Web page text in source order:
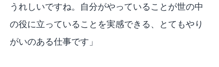
うれしいですね。自分がやっていることが世の中
の役に立っていることを実感できる、とてもやり
がいのある仕事です」